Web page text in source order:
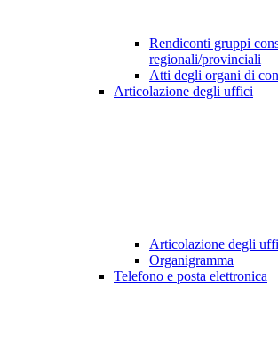
Rendiconti gruppi
regionali/provinciali
Atti degli organi di
Articolazione degli uffici
Articolazione degli
Organigramma
Telefono e posta elettronica